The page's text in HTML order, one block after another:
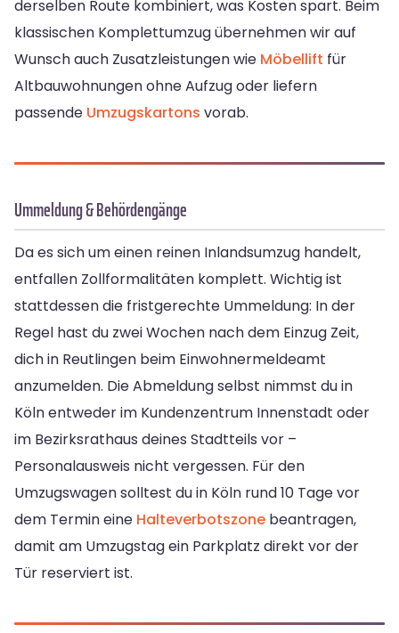
derselben Route kombiniert, was Kosten spart. Beim
klassischen Komplettumzug übernehmen wir auf
Wunsch auch Zusatzleistungen wie Möbellift für
Altbauwohnungen ohne Aufzug oder liefern
passende Umzugskartons vorab.
Ummeldung & Behördengänge
Da es sich um einen reinen Inlandsumzug handelt,
entfallen Zollformalitäten komplett. Wichtig ist
stattdessen die fristgerechte Ummeldung: In der
Regel hast du zwei Wochen nach dem Einzug Zeit,
dich in Reutlingen beim Einwohnermeldeamt
anzumelden. Die Abmeldung selbst nimmst du in
Köln entweder im Kundenzentrum Innenstadt oder
im Bezirksrathaus deines Stadtteils vor –
Personalausweis nicht vergessen. Für den
Umzugswagen solltest du in Köln rund 10 Tage vor
dem Termin eine Halteverbotszone beantragen,
damit am Umzugstag ein Parkplatz direkt vor der
Tür reserviert ist.